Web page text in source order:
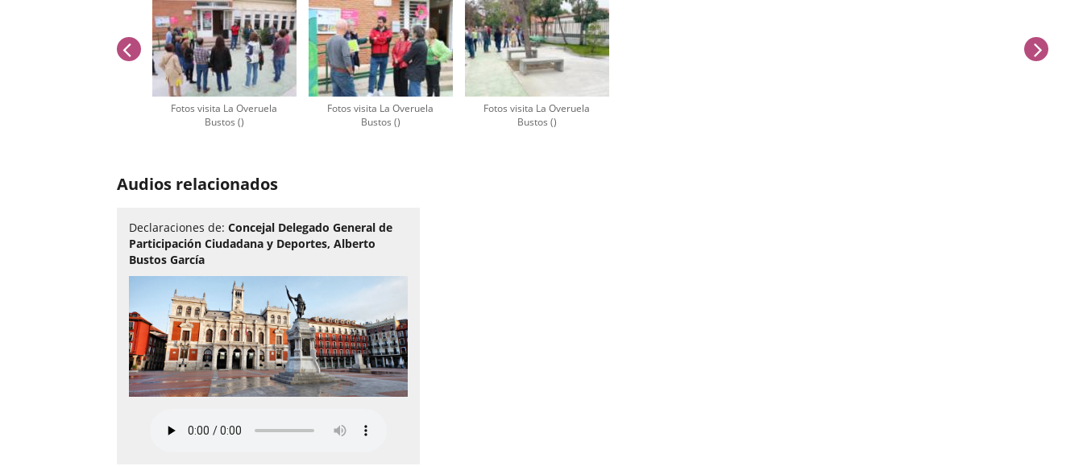
Fotos visita La Overuela
Bustos ()
Fotos visita La Overuela
Bustos ()
Fotos visita La Overuela
Bustos ()
sliders:
previus next
Audios relacionados
Declaraciones de:Concejal Delegado General de
Participación Ciudadana y Deportes, Alberto
Bustos García